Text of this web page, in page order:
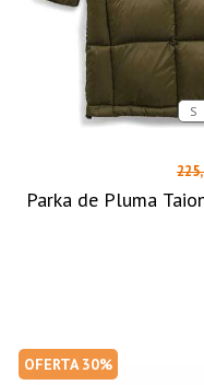
S
Parka de Pluma
OFERTA 30%